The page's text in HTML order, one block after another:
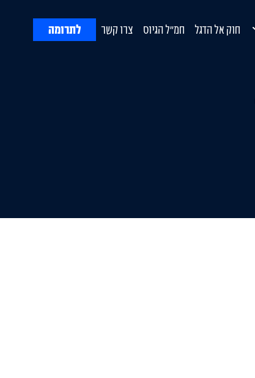
Open Submenu
חוק אל הדגל חמ"ל הגיוס צרו קשר לתרומה